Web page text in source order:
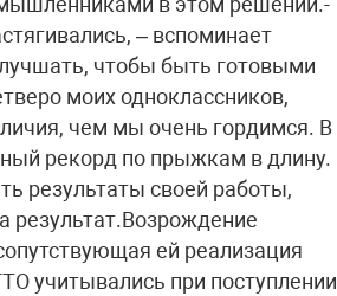
– вспоминает
чтобы быть готовыми
моих одноклассников,
чем мы очень гордимся. В
рекорд по прыжкам в длину.
результаты своей работы,
результат.Возрождение
ей реализация
учитывались при поступлении